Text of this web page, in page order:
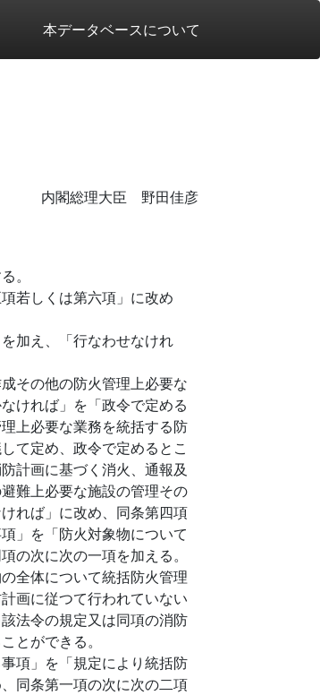
本データベースについて
内閣総理大臣 野田佳彦
。
若しくは第六項」に改め
加え、「行なわせなけれ
その他の防火管理上必要な
ければ」を「政令で定める
上必要な業務を統括する防
て定め、政令で定めるとこ
計画に基づく消火、通報及
難上必要な施設の管理その
れば」に改め、同条第四項
」を「防火対象物について
の次に次の一項を加える。
全体について統括防火管理
画に従つて行われていない
法令の規定又は同項の消防
とができる。
項」を「規定により統括防
同条第一項の次に次の二項